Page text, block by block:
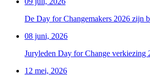
De Day for Changemakers 2026 zijn
08 juni, 2026
Juryleden Day for Change verkiezing
12 mei, 2026